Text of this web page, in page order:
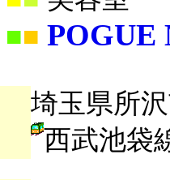
■■ POGUE
埼玉県所
西武池袋